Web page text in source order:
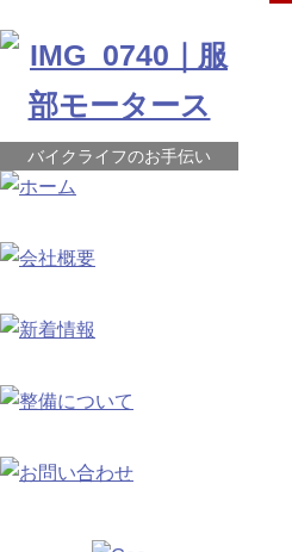
バイクライフのお手伝い